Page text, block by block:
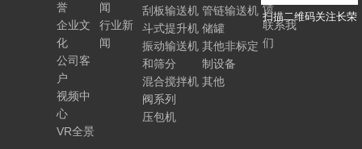
誉
企业文
化
公司客
户
视频中
心
VR全景
闻
行业新
闻
刮板输送机
斗式提升机
振动输送机
和筛分
混合搅拌机
阀系列
压包机
管链输送机
储罐
其他非标定
制设备
其他
馈
联系我
们
扫描二维码关注长荣